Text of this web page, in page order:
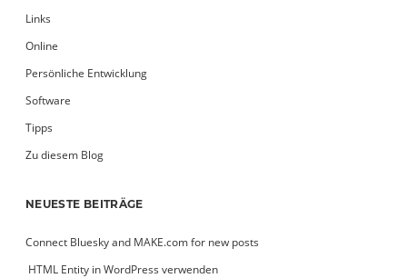
Links
Online
Persönliche Entwicklung
Software
Tipps
Zu diesem Blog
NEUESTE BEITRÄGE
Connect Bluesky and MAKE.com for new posts
­ HTML Entity in WordPress verwenden